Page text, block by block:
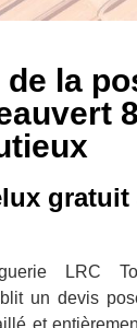
la
gratuit
LRC
un devis
et